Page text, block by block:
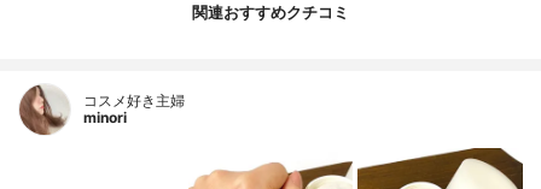
関連おすすめクチコミ
コスメ好き主婦
minori